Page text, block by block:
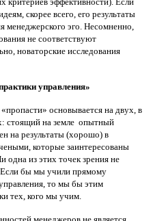
скорее всего, его результаты
менеджерского эго. Несомненно,
не соответствуют
новаторские исследования
управления»
основывается на двух, в
стоящий на земле опытный
на результаты (хорошо) в
которые заинтересованы
одна из этих точек зрения не
Если бы мы учили прямому
то мы бы этим
тех, кого мы учим.